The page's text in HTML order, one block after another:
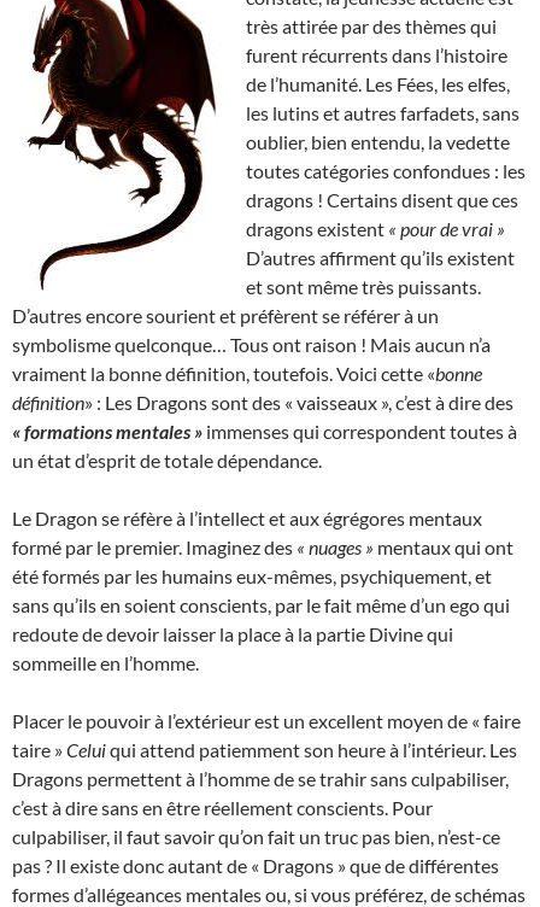
très attirée par des thèmes qui
furent récurrents dans l’histoire
de l’humanité. Les Fées, les elfes,
les lutins et autres farfadets, sans
oublier, bien entendu, la vedette
toutes catégories confondues : les
dragons ! Certains disent que ces
dragons existent « pour de vrai »
D’autres affirment qu’ils existent
et sont même très puissants.
D’autres encore sourient et préfèrent se référer à un
symbolisme quelconque… Tous ont raison ! Mais aucun n’a
vraiment la bonne définition, toutefois. Voici cette «bonne
définition» : Les Dragons sont des « vaisseaux », c’est à dire des
« formations mentales » immenses qui correspondent toutes à
un état d’esprit de totale dépendance.
Le Dragon se réfère à l’intellect et aux égrégores mentaux
formé par le premier. Imaginez des « nuages » mentaux qui ont
été formés par les humains eux-mêmes, psychiquement, et
sans qu’ils en soient conscients, par le fait même d’un ego qui
redoute de devoir laisser la place à la partie Divine qui
sommeille en l’homme.
Placer le pouvoir à l’extérieur est un excellent moyen de « faire
taire »Celuiqui attend patiemment son heure à l’intérieur. Les
Dragons permettent à l’homme de se trahir sans culpabiliser,
c’est à dire sans en être réellement conscients. Pour
culpabiliser, il faut savoir qu’on fait un truc pas bien, n’est-ce
pas ? Il existe donc autant de « Dragons » que de différentes
formes d’allégeances mentales ou, si vous préférez, de schémas